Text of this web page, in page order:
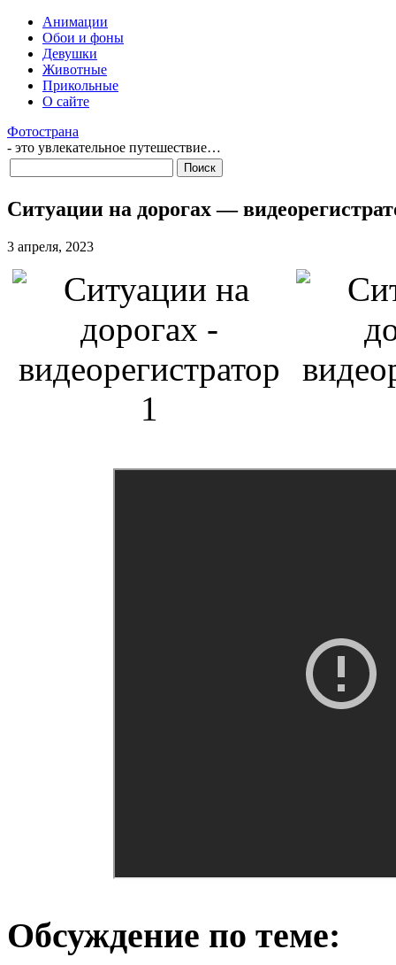
Анимации
Обои и фоны
Девушки
Животные
Прикольные
О сайте
Фотострана
- это увлекательное путешествие…
Ситуации на дорогах —
3 апреля, 2023
Обсуждение по теме: